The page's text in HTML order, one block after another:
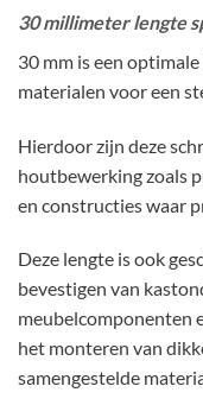
30 millimeter lengte
30 mm is een
materialen voor een
Hierdoor zijn deze
houtbewerking zoals
en constructies waar
Deze lengte is ook
bevestigen van
meubelcomponenten
het monteren van
samengestelde